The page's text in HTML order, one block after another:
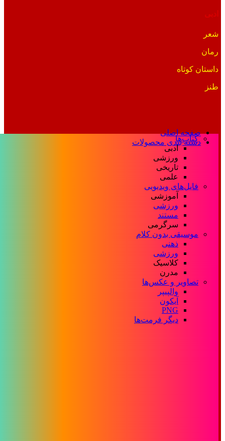
ادبی
شعر
رمان
داستان کوتاه
طنز
صفحه اصلی
دسته بندی محصولات
کتاب‌ها
ادبی
ورزشی
تاریخی
علمی
فایل‌های ویدیویی
آموزشی
ورزشی
مستند
سرگرمی
موسیقی بدون کلام
ذهنی
ورزشی
کلاسیک
مدرن
تصاویر و عکس‌ها
والپیپر
آیکون
PNG
دیگر فرمت‌ها